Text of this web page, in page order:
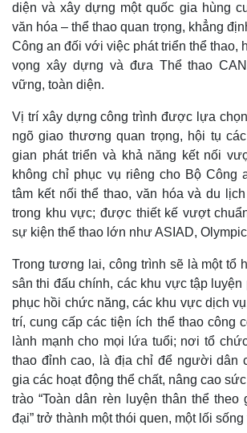
Kinh tế
Bất động sản
Khởi nghiệp
Thị
Giá vàng
Tiêu dùng
Tỷ giá
Chứng
Giá cà
diện và xây dựng một quốc gia hùng
văn hóa – thể thao quan trọng, khẳng
Công an đối với việc phát triển thể thao,
vọng xây dựng và đưa Thể thao
vững, toàn diện.
Vị trí xây dựng công trình được lựa
ngõ giao thương quan trọng, hội tụ
gian phát triển và khả năng kết nối
không chỉ phục vụ riêng cho Bộ Công
tâm kết nối thể thao, văn hóa và du
trong khu vực; được thiết kế vượt
sự kiện thể thao lớn như ASIAD,
Trong tương lai, công trình sẽ là một tổ
sân thi đấu chính, các khu vực tập luyện
phục hồi chức năng, các khu vực dịch
trí, cung cấp các tiện ích thể thao công
lành mạnh cho mọi lứa tuổi; nơi tổ
thao đỉnh cao, là địa chỉ để người dân
gia các hoạt động thể chất, nâng cao
trào “Toàn dân rèn luyện thân thể
đại” trở thành một thói quen, một lối